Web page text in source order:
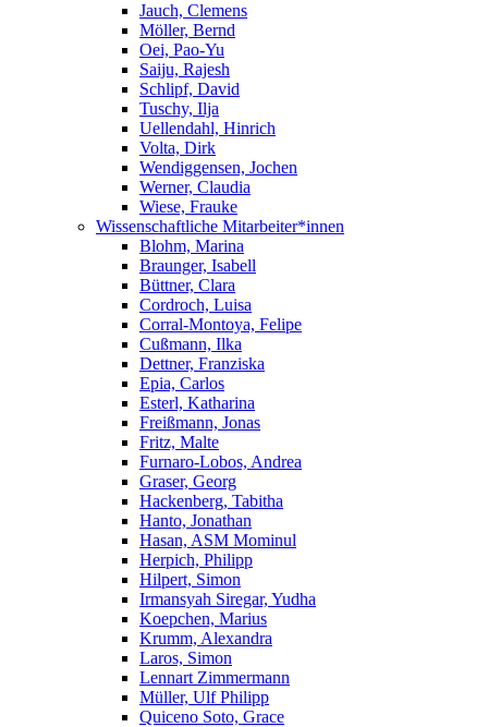
Jauch, Clemens
Möller, Bernd
Oei, Pao-Yu
Saiju, Rajesh
Schlipf, David
Tuschy, Ilja
Uellendahl, Hinrich
Volta, Dirk
Wendiggensen, Jochen
Werner, Claudia
Wiese, Frauke
Wissenschaftliche Mitarbeiter*innen
Blohm, Marina
Braunger, Isabell
Büttner, Clara
Cordroch, Luisa
Corral-Montoya, Felipe
Cußmann, Ilka
Dettner, Franziska
Epia, Carlos
Esterl, Katharina
Freißmann, Jonas
Fritz, Malte
Furnaro-Lobos, Andrea
Graser, Georg
Hackenberg, Tabitha
Hanto, Jonathan
Hasan, ASM Mominul
Herpich, Philipp
Hilpert, Simon
Irmansyah Siregar, Yudha
Koepchen, Marius
Krumm, Alexandra
Laros, Simon
Lennart Zimmermann
Müller, Ulf Philipp
Quiceno Soto, Grace